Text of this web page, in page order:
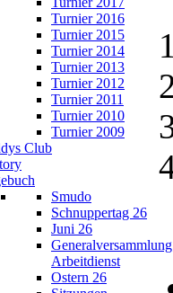
Turnier 2016
Turnier 2015
Turnier 2014
Turnier 2013
Turnier 2012
Turnier 2011
Turnier 2010
Turnier 2009
Club
Smudo
Schnuppertag 26
Juni 26
Arbeitdienst
Ostern 26